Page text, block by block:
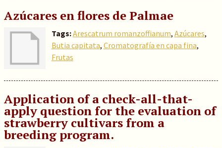
Azúcares en flores de Palmae
Tags:Arescatrum romanzoffianum, Azúcares,
Butia capitata, Cromatografía en capa fina,
Frutas
Application of a check-all-that-
apply question for the evaluation of
strawberry cultivars from a
breeding program.